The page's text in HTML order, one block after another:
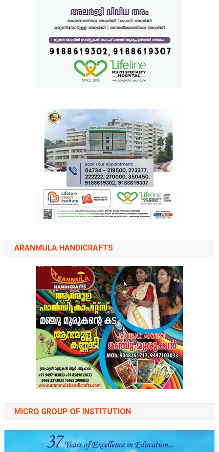
ARANMULA HANDICRAFTS
MICRO GROUP OF INSTITUTION